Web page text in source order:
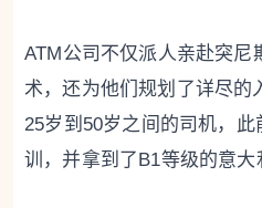
ATM公司不仅派人亲赴突尼
术，还为他们规划了详尽的
25岁到50岁之间的司机，
训，并拿到了B1等级的意大